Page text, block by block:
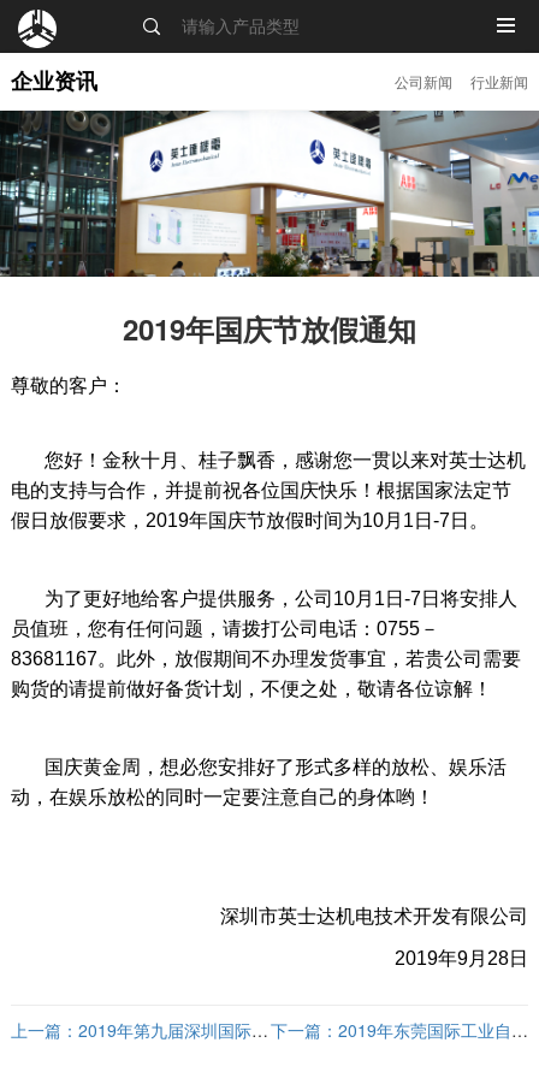
MENU
企业资讯 公司新闻 行业新闻
2019年国庆节放假通知
尊敬的客户：
您好！金秋十月、桂子飘香，感谢您一贯以来对英士达机
电的支持与合作，并提前祝各位国庆快乐！根据国家法定节
假日放假要求，2019年国庆节放假时间为10月1日-7日。
为了更好地给客户提供服务，公司10月1日-7日将安排人
员值班，您有任何问题，请拨打公司电话：0755－
83681167。此外，放假期间不办理发货事宜，若贵公司需要
购货的请提前做好备货计划，不便之处，敬请各位谅解！
国庆黄金周，想必您安排好了形式多样的放松、娱乐活
动，在娱乐放松的同时一定要注意自己的身体哟！
深圳市英士达机电技术开发有限公司
2019年9月28日
上一篇： 2019年第九届深圳国际工下一篇：2019年东莞国际工业自动